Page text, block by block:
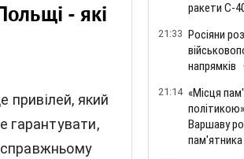
- які
привілей, який
гарантувати,
ракети С-
21:33 Росіяни
напрямків
21:14 «Місця
Варшаву
пам'ятника